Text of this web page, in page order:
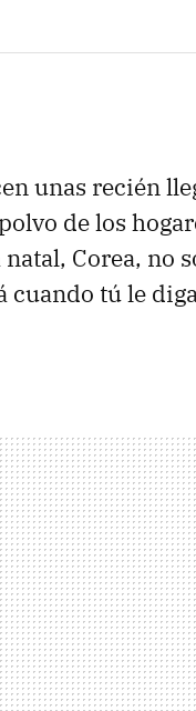
unas recién
de los
Corea, no
tú le